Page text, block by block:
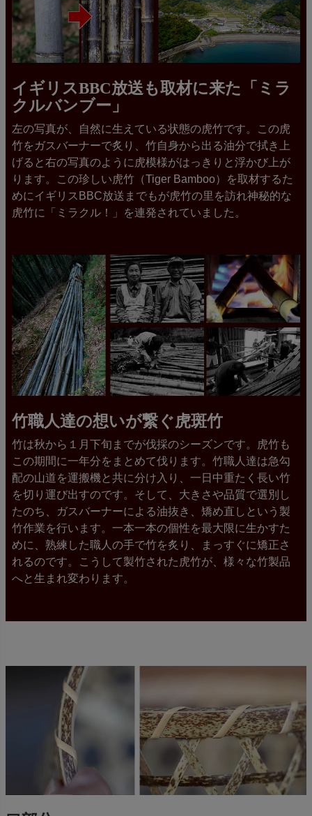
イギリスBBC放送も取材に来た「ミラ
クルバンブー」
左の写真が、自然に生えている状態の虎竹です。この虎
竹をガスバーナーで炙り、竹自身から出る油分で拭き上
げると右の写真のように虎模様がはっきりと浮かび上が
ります。この珍しい虎竹（Tiger Bamboo）を取材するた
めにイギリスBBC放送までもが虎竹の里を訪れ神秘的な
虎竹に「ミラクル！」を連発されていました。
竹職人達の想いが繋ぐ虎斑竹
竹は秋から１月下旬までが伐採のシーズンです。虎竹も
この期間に一年分をまとめて伐ります。竹職人達は急勾
配の山道を運搬機と共に分け入り、一日中重たく長い竹
を切り運び出すのです。そして、大きさや品質で選別し
たのち、ガスバーナーによる油抜き、矯め直しという製
竹作業を行います。一本一本の個性を最大限に生かすた
めに、熟練した職人の手で竹を炙り、まっすぐに矯正さ
れるのです。こうして製竹された虎竹が、様々な竹製品
へと生まれ変わります。